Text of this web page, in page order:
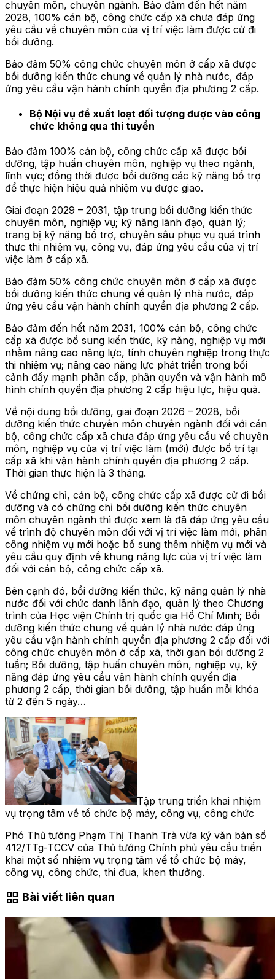
chuyên môn, chuyên ngành. Bảo đảm đến hết năm
2028, 100% cán bộ, công chức cấp xã chưa đáp ứng
yêu cầu về chuyên môn của vị trí việc làm được cử đi
bồi dưỡng.
Bảo đảm 50% công chức chuyên môn ở cấp xã được
bồi dưỡng kiến thức chung về quản lý nhà nước, đáp
ứng yêu cầu vận hành chính quyền địa phương 2 cấp.
Bộ Nội vụ đề xuất loạt đối tượng được vào công
chức không qua thi tuyển
Bảo đảm 100% cán bộ, công chức cấp xã được bồi
dưỡng, tập huấn chuyên môn, nghiệp vụ theo ngành,
lĩnh vực; đồng thời được bồi dưỡng các kỹ năng bổ trợ
để thực hiện hiệu quả nhiệm vụ được giao.
Giai đoạn 2029 – 2031, tập trung bồi dưỡng kiến thức
chuyên môn, nghiệp vụ; kỹ năng lãnh đạo, quản lý;
trang bị kỹ năng bổ trợ, chuyên sâu phục vụ quá trình
thực thi nhiệm vụ, công vụ, đáp ứng yêu cầu của vị trí
việc làm ở cấp xã.
Bảo đảm 50% công chức chuyên môn ở cấp xã được
bồi dưỡng kiến thức chung về quản lý nhà nước, đáp
ứng yêu cầu vận hành chính quyền địa phương 2 cấp.
Bảo đảm đến hết năm 2031, 100% cán bộ, công chức
cấp xã được bổ sung kiến thức, kỹ năng, nghiệp vụ mới
nhằm nâng cao năng lực, tính chuyên nghiệp trong thực
thi nhiệm vụ; nâng cao năng lực phát triển trong bối
cảnh đẩy mạnh phân cấp, phân quyền và vận hành mô
hình chính quyền địa phương 2 cấp hiệu lực, hiệu quả.
Về nội dung bồi dưỡng, giai đoạn 2026 – 2028, bồi
dưỡng kiến thức chuyên môn chuyên ngành đối với cán
bộ, công chức cấp xã chưa đáp ứng yêu cầu về chuyên
môn, nghiệp vụ của vị trí việc làm (mới) được bố trí tại
cấp xã khi vận hành chính quyền địa phương 2 cấp.
Thời gian thực hiện là 3 tháng.
Về chứng chỉ, cán bộ, công chức cấp xã được cử đi bồi
dưỡng và có chứng chỉ bồi dưỡng kiến thức chuyên
môn chuyên ngành thì được xem là đã đáp ứng yêu cầu
về trình độ chuyên môn đối với vị trí việc làm mới, phân
công nhiệm vụ mới hoặc bổ sung thêm nhiệm vụ mới và
yêu cầu quy định về khung năng lực của vị trí việc làm
đối với cán bộ, công chức cấp xã.
Bên cạnh đó, bồi dưỡng kiến thức, kỹ năng quản lý nhà
nước đối với chức danh lãnh đạo, quản lý theo Chương
trình của Học viện Chính trị quốc gia Hồ Chí Minh; Bồi
dưỡng kiến thức chung về quản lý nhà nước đáp ứng
yêu cầu vận hành chính quyền địa phương 2 cấp đối với
công chức chuyên môn ở cấp xã, thời gian bồi dưỡng 2
tuần; Bồi dưỡng, tập huấn chuyên môn, nghiệp vụ, kỹ
năng đáp ứng yêu cầu vận hành chính quyền địa
phương 2 cấp, thời gian bồi dưỡng, tập huấn mỗi khóa
từ 2 đến 5 ngày…
Tập trung triển khai nhiệm
vụ trọng tâm về tổ chức bộ máy, công vụ, công chức
Phó Thủ tướng Phạm Thị Thanh Trà vừa ký văn bản số
412/TTg-TCCV của Thủ tướng Chính phủ yêu cầu triển
khai một số nhiệm vụ trọng tâm về tổ chức bộ máy,
công vụ, công chức, thi đua, khen thưởng.
grid_view Bài viết liên quan